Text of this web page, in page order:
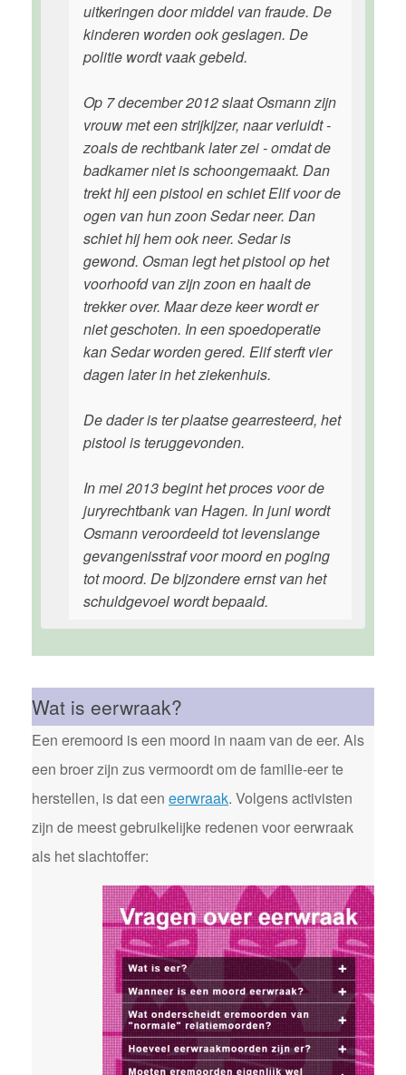
uitkeringen door middel van fraude. De
kinderen worden ook geslagen. De
politie wordt vaak gebeld.
Op 7 december 2012 slaat Osmann zijn
vrouw met een strijkijzer, naar verluidt -
zoals de rechtbank later zei - omdat de
badkamer niet is schoongemaakt. Dan
trekt hij een pistool en schiet Elif voor de
ogen van hun zoon Sedar neer. Dan
schiet hij hem ook neer. Sedar is
gewond. Osman legt het pistool op het
voorhoofd van zijn zoon en haalt de
trekker over. Maar deze keer wordt er
niet geschoten. In een spoedoperatie
kan Sedar worden gered. Elif sterft vier
dagen later in het ziekenhuis.
De dader is ter plaatse gearresteerd, het
pistool is teruggevonden.
In mei 2013 begint het proces voor de
juryrechtbank van Hagen. In juni wordt
Osmann veroordeeld tot levenslange
gevangenisstraf voor moord en poging
tot moord. De bijzondere ernst van het
schuldgevoel wordt bepaald.
Wat is eerwraak?
Een eremoord is een moord in naam van de eer. Als
een broer zijn zus vermoordt om de familie-eer te
herstellen, is dat een eerwraak. Volgens activisten
zijn de meest gebruikelijke redenen voor eerwraak
als het slachtoffer: